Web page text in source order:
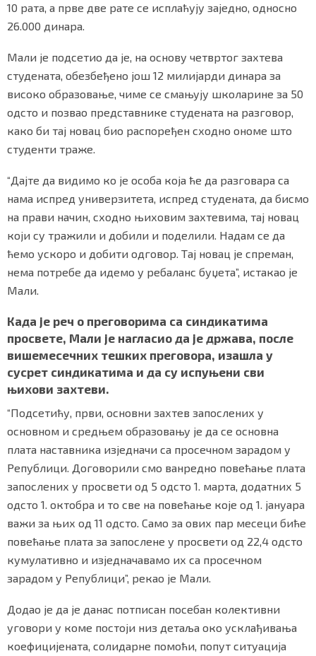
10 рата, а прве две рате се исплаћују заједно, односно
26.000 динара.
Мали је подсетио да је, на основу четвртог захтева
студената, обезбеђено још 12 милијарди динара за
високо образовање, чиме се смањују школарине за 50
одсто и позвао представнике студената на разговор,
како би тај новац био распоређен сходно ономе што
студенти траже.
“Дајте да видимо ко је особа која ће да разговара са
нама испред универзитета, испред студената, да бисмо
на прави начин, сходно њиховим захтевима, тај новац
који су тражили и добили и поделили. Надам се да
ћемо ускоро и добити одговор. Тај новац је спреман,
нема потребе да идемо у ребаланс буџета”, истакао је
Мали.
Када је реч о преговорима са синдикатима
просвете, Мали је нагласио да је држава, после
вишемесечних тешких преговора, изашла у
сусрет синдикатима и да су испуњени сви
њихови захтеви.
“Подсетићу, први, основни захтев запослених у
основном и средњем образовању је да се основна
плата наставника изједначи са просечном зарадом у
Републици. Договорили смо ванредно повећање плата
запослених у просвети од 5 одсто 1. марта, додатних 5
одсто 1. октобра и то све на повећање које од 1. јануара
важи за њих од 11 одсто. Само за ових пар месеци биће
повећање плата за запослене у просвети од 22,4 одсто
кумулативно и изједначавамо их са просечном
зарадом у Републици”, рекао је Мали.
Додао је да је данас потписан посебан колективни
уговори у коме постоји низ детаља око усклађивања
коефицијената, солидарне помоћи, попут ситуација